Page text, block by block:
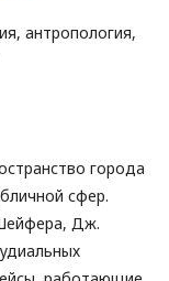
антропология,
города
сфер.
Дж.